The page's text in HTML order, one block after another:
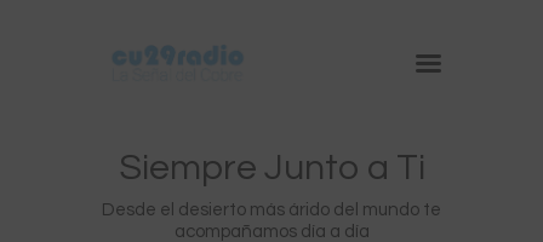
Siempre Junto a Ti
Desde el desierto más árido del mundo te
acompañamos día a día